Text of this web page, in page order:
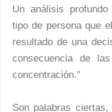
Un análisis
tipo de persona que
resultado de una
consecuencia de
concentración."
Son palabras